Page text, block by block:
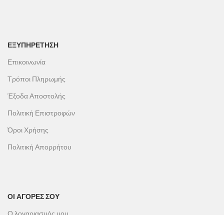
ΕΞΥΠΗΡΕΤΗΣΗ
Επικοινωνία
Τρόποι Πληρωμής
Έξοδα Αποστολής
Πολιτική Επιστροφών
Όροι Χρήσης
Πολιτική Απορρήτου
ΟΙ ΑΓΟΡΕΣ ΣΟΥ
Ο λογαριασμός μου